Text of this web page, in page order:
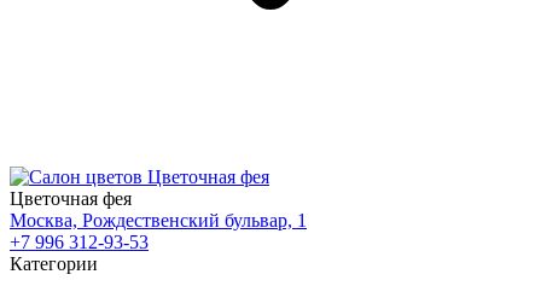
Цветочная фея
Москва, Рождественский бульвар, 1
+7 996 312-93-53
Категории